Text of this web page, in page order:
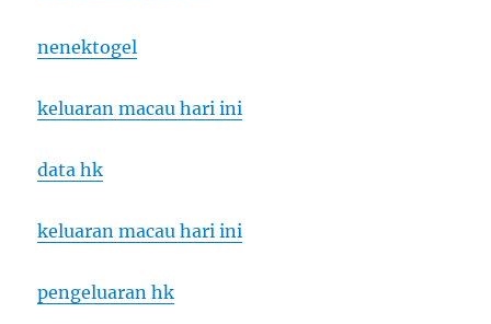
nenektogel
keluaran macau hari ini
data hk
keluaran macau hari ini
pengeluaran hk